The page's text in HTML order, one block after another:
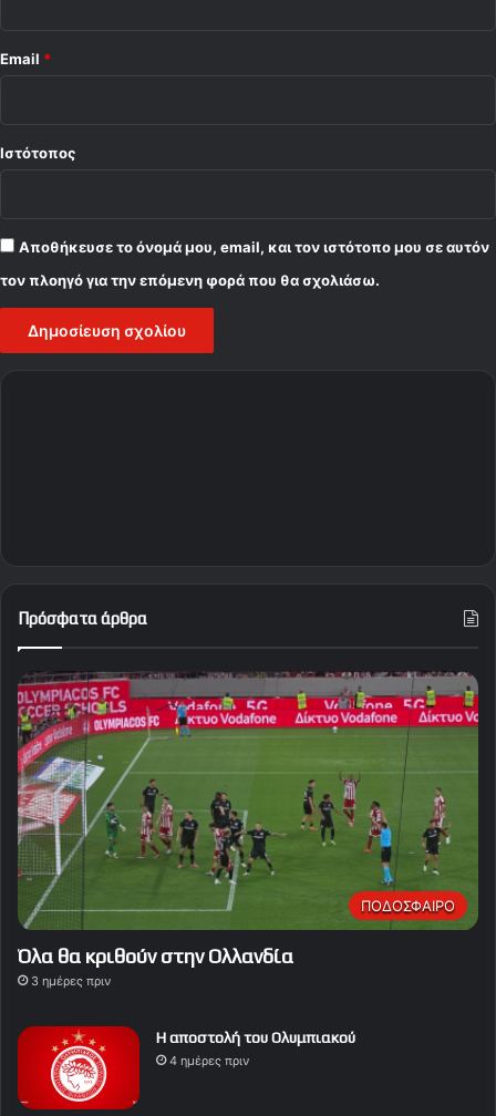
Email *
Ιστότοπος
Αποθήκευσε το όνομά μου, email, και τον ιστότοπο μου σε αυτόν
τον πλοηγό για την επόμενη φορά που θα σχολιάσω.
Πρόσφατα άρθρα
ΠΟΔΟΣΦΑΙΡΟ
Όλα θα κριθούν στην Ολλανδία
3 ημέρες πριν
Η αποστολή του Ολυμπιακού
4 ημέρες πριν